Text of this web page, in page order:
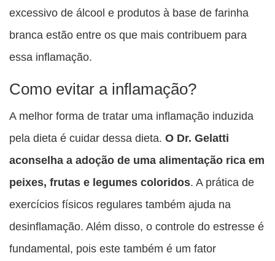
excessivo de álcool e produtos à base de farinha
branca estão entre os que mais contribuem para
essa inflamação.
Como evitar a inflamação?
A melhor forma de tratar uma inflamação induzida
pela dieta é cuidar dessa dieta. O Dr. Gelatti
aconselha a adoção de uma alimentação rica em
peixes, frutas e legumes coloridos. A prática de
exercícios físicos regulares também ajuda na
desinflamação. Além disso, o controle do estresse é
fundamental, pois este também é um fator